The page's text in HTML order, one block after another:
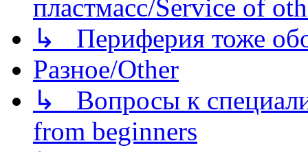
пластмасс/Service of
↳ Периферия тоже
Разное/Other
↳ Вопросы к
from beginners